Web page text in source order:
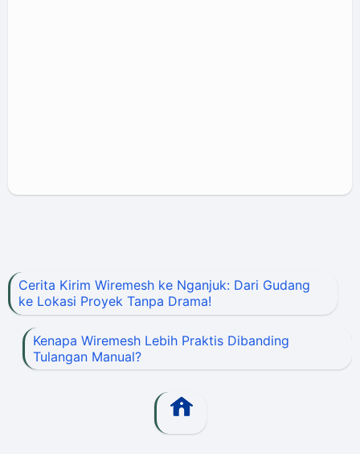
Cerita Kirim Wiremesh ke Nganjuk: Dari Gudang
ke Lokasi Proyek Tanpa Drama!
Kenapa Wiremesh Lebih Praktis Dibanding
Tulangan Manual?